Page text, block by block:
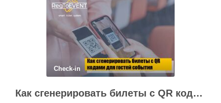
Check-in
Как сгенерировать билеты с QR кодами для гостей события